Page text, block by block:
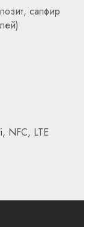
сапфир
NFC, LTE